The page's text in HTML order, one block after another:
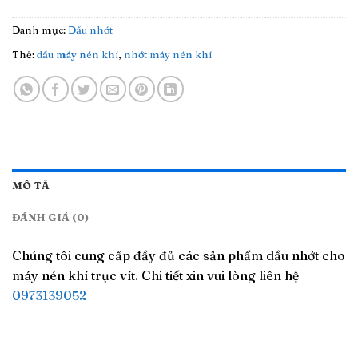
Danh mục: Dầu nhớt
Thẻ:dầu máy nén khí, nhớt máy nén khí
MÔ TẢ
ĐÁNH GIÁ (0)
Chúng tôi cung cấp đầy đủ các sản phẩm dầu nhớt cho
máy nén khí trục vít. Chi tiết xin vui lòng liên hệ
0973139052